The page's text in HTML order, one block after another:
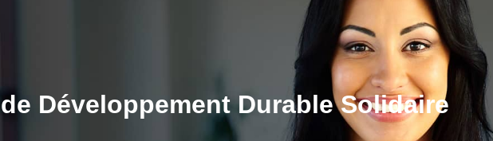
Développement Durable Solidaire